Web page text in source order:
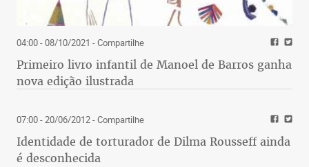
04:00 - 08/10/2021 - Compartilhe
Primeiro livro infantil de Manoel de Barros ganha
nova edição ilustrada
07:00 - 20/06/2012- Compartilhe
Identidade de torturador de Dilma Rousseff ainda
é desconhecida